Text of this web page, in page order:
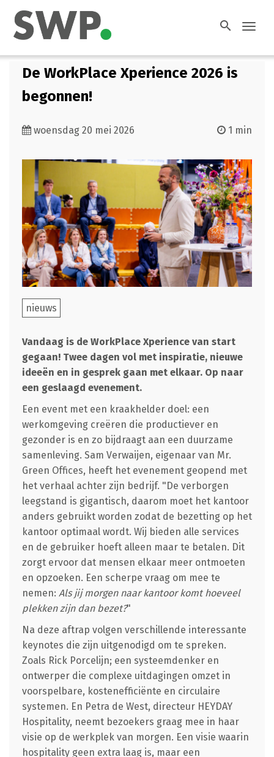
search
De WorkPlace Xperience 2026 is
begonnen!
woensdag 20 mei 2026 1 min
nieuws
Vandaag is de WorkPlace Xperience van start
gegaan! Twee dagen vol met inspiratie, nieuwe
ideeën en in gesprek gaan met elkaar. Op naar
een geslaagd evenement.
Een event met een kraakhelder doel: een
werkomgeving creëren die productiever en
gezonder is en zo bijdraagt aan een duurzame
samenleving. Sam Verwaijen, eigenaar van Mr.
Green Offices, heeft het evenement geopend met
het verhaal achter zijn bedrijf. "De verborgen
leegstand is gigantisch, daarom moet het kantoor
anders gebruikt worden zodat de bezetting op het
kantoor optimaal wordt. Wij bieden alle services
en de gebruiker hoeft alleen maar te betalen. Dit
zorgt ervoor dat mensen elkaar meer ontmoeten
en opzoeken. Een scherpe vraag om mee te
nemen: Als jij morgen naar kantoor komt hoeveel
plekken zijn dan bezet?"
Na deze aftrap volgen verschillende interessante
keynotes die zijn uitgenodigd om te spreken.
Zoals Rick Porcelijn; een systeemdenker en
ontwerper die complexe uitdagingen omzet in
voorspelbare, kostenefficiënte en circulaire
systemen. En Petra de West, directeur HEYDAY
Hospitality, neemt bezoekers graag mee in haar
visie op de werkplek van morgen. Een visie waarin
hospitality geen extra laag is, maar een